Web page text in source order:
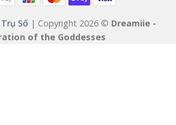
Số | Copyright 2026 © Dreamiie -
of the Goddesses